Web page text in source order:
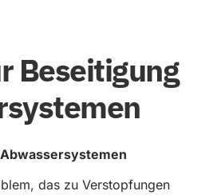
Beseitigung
das zu Verstopfungen